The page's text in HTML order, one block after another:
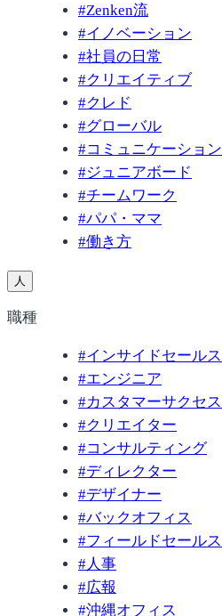
#Zenken流
#イノベーション
#社員の日常
#クリエイティブ
#クレド
#グローバル
#コミュニケーション
#ジュニアボード
#チームワーク
#パパ・ママ
#働き方
人
職種
#インサイドセールス
#エンジニア
#カスタマーサクセス
#クリエイター
#コンサルティング
#ディレクター
#デザイナー
#バックオフィス
#フィールドセールス
#人事
#広報
#沖縄オフィス